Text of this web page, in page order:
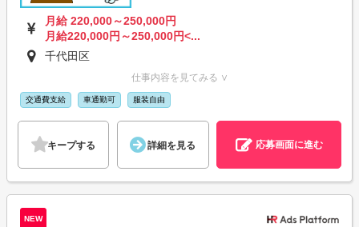
月給 220,000～250,000円
月給220,000円～250,000円<...
千代田区
仕事内容を見てみる ∨
交通費支給 車通勤可 服装自由
キープする 詳細を見る 応募画面に進む
NEW